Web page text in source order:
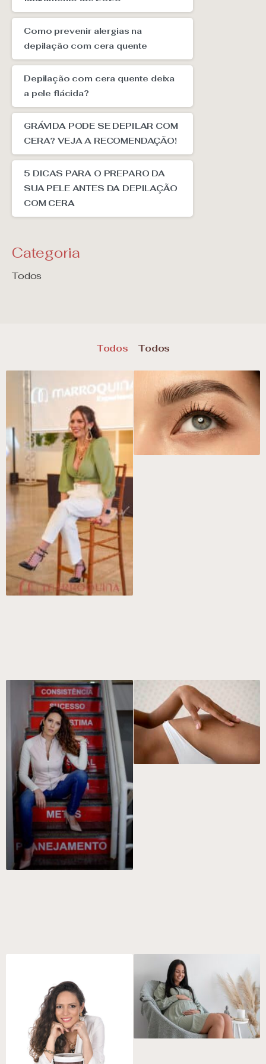
Como prevenir alergias na
depilação com cera quente
Depilação com cera quente deixa
a pele flácida?
GRÁVIDA PODE SE DEPILAR COM
CERA? VEJA A RECOMENDAÇÃO!
5 DICAS PARA O PREPARO DA
SUA PELE ANTES DA DEPILAÇÃO
COM CERA
Categoria
Todos
Todos Todos